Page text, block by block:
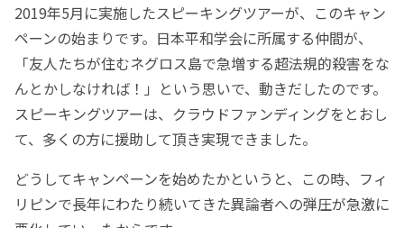
2019年5月に実施したスピーキングツアーが、このキャン
ペーンの始まりです。日本平和学会に所属する仲間が、
「友人たちが住むネグロス島で急増する超法規的殺害をな
んとかしなければ！」という思いで、動きだしたのです。
スピーキングツアーは、クラウドファンディングをとおし
て、多くの方に援助して頂き実現できました。
どうしてキャンペーンを始めたかというと、この時、フィ
リピンで長年にわたり続いてきた異論者への弾圧が急激に